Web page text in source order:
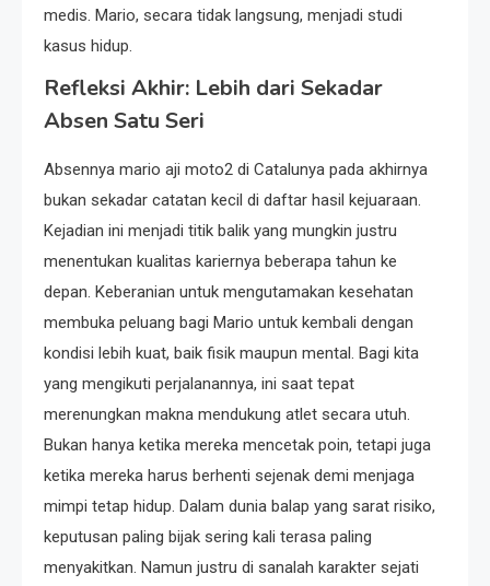
medis. Mario, secara tidak langsung, menjadi studi
kasus hidup.
Refleksi Akhir: Lebih dari Sekadar
Absen Satu Seri
Absennya mario aji moto2 di Catalunya pada akhirnya
bukan sekadar catatan kecil di daftar hasil kejuaraan.
Kejadian ini menjadi titik balik yang mungkin justru
menentukan kualitas kariernya beberapa tahun ke
depan. Keberanian untuk mengutamakan kesehatan
membuka peluang bagi Mario untuk kembali dengan
kondisi lebih kuat, baik fisik maupun mental. Bagi kita
yang mengikuti perjalanannya, ini saat tepat
merenungkan makna mendukung atlet secara utuh.
Bukan hanya ketika mereka mencetak poin, tetapi juga
ketika mereka harus berhenti sejenak demi menjaga
mimpi tetap hidup. Dalam dunia balap yang sarat risiko,
keputusan paling bijak sering kali terasa paling
menyakitkan. Namun justru di sanalah karakter sejati